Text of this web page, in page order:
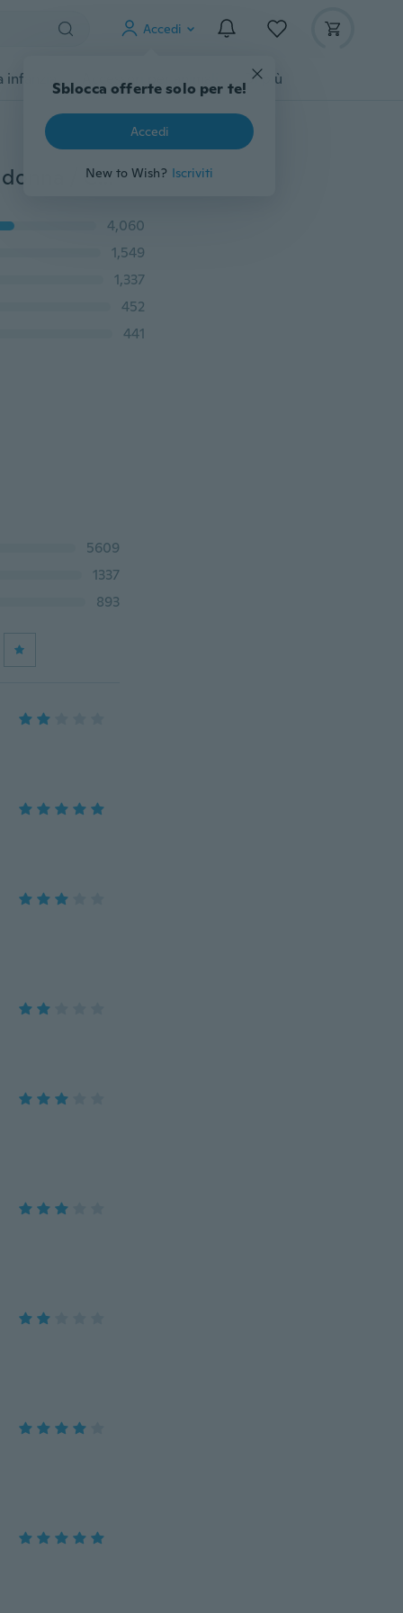
Accedi
Sblocca offerte solo per te!
Accedi
New to Wish? Iscriviti
infanzia Accessori per animali Di più
BE Scarpe con tacco alto invisibili per l'avampiede da donna / Cuscinetti a mezza altezza antiscivolo BP
4,060
1,549
1,337
452
441
5609
1337
893